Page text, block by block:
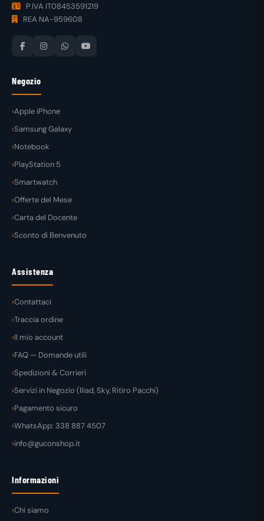
P.IVA IT08453591219
REA NA-959608
Negozio
Apple iPhone
Samsung Galaxy
Notebook
PlayStation 5
Smartwatch
Offerte del Mese
Carta del Docente
Sconto di Benvenuto
Assistenza
Contattaci
Traccia ordine
Il mio account
FAQ — Domande utili
Spedizioni & Corrieri
Servizi in Negozio (Iliad, Sky, Ritiro Pacchi)
Pagamento sicuro
WhatsApp: 338 887 4507
info@guconshop.it
Informazioni
Chi siamo